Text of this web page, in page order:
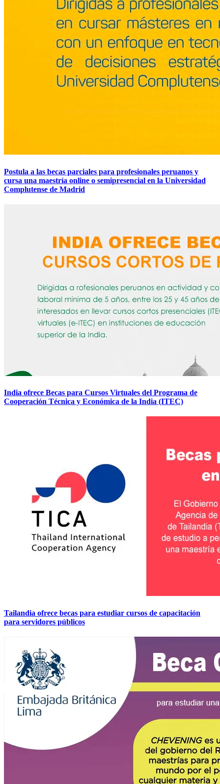
Postula a las becas parciales para profesionales peruanos y
cursa una maestría online o semipresencial en la Universidad
Complutense de Madrid
India ofrece Becas para Cursos Virtuales del Programa de
Cooperación Técnica y Económica de la India (ITEC)
Tailandia ofrece becas para estudiar cursos de capacitación
para servidores públicos